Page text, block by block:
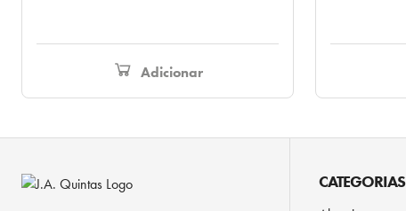
era:
96,25 €.
é:
Adicionar
CATEGORIAS